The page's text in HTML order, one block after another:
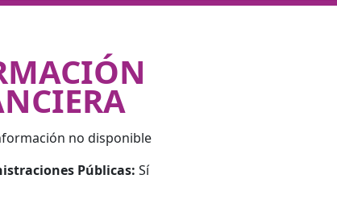
no disponible
Públicas: Sí